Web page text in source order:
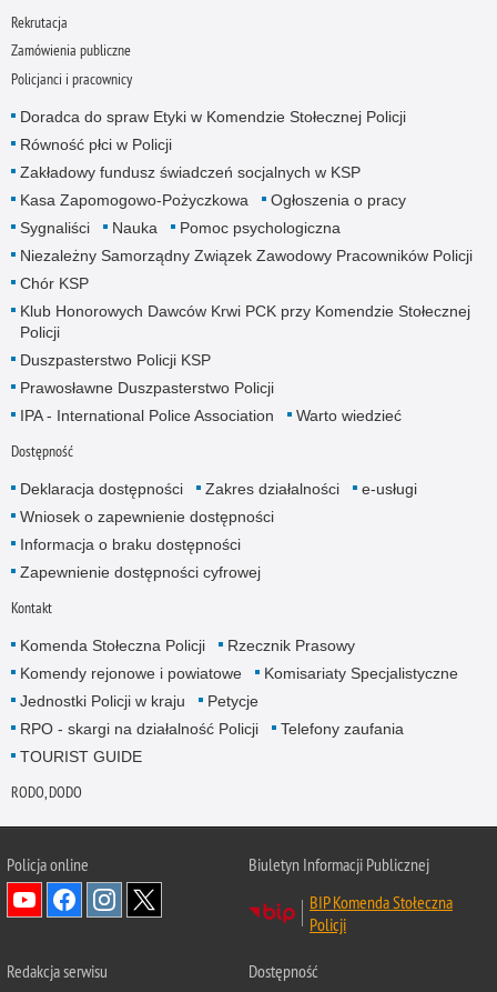
Rekrutacja
Zamówienia publiczne
Policjanci i pracownicy
Doradca do spraw Etyki w Komendzie Stołecznej Policji
Równość płci w Policji
Zakładowy fundusz świadczeń socjalnych w KSP
Kasa Zapomogowo-Pożyczkowa
Ogłoszenia o pracy
Sygnaliści
Nauka
Pomoc psychologiczna
Niezależny Samorządny Związek Zawodowy Pracowników Policji
Chór KSP
Klub Honorowych Dawców Krwi PCK przy Komendzie Stołecznej
Policji
Duszpasterstwo Policji KSP
Prawosławne Duszpasterstwo Policji
IPA - International Police Association
Warto wiedzieć
Dostępność
Deklaracja dostępności Zakres działalności
e-usługi
Wniosek o zapewnienie dostępności
Informacja o braku dostępności
Zapewnienie dostępności cyfrowej
Kontakt
Komenda Stołeczna Policji
Rzecznik Prasowy
Komendy rejonowe i powiatowe
Komisariaty Specjalistyczne
Jednostki Policji w kraju
Petycje
RPO - skargi na działalność Policji
Telefony zaufania
TOURIST GUIDE
RODO, DODO
Policja online
Biuletyn Informacji Publicznej
BIP Komenda Stołeczna
Policji
Redakcja serwisu Dostępność